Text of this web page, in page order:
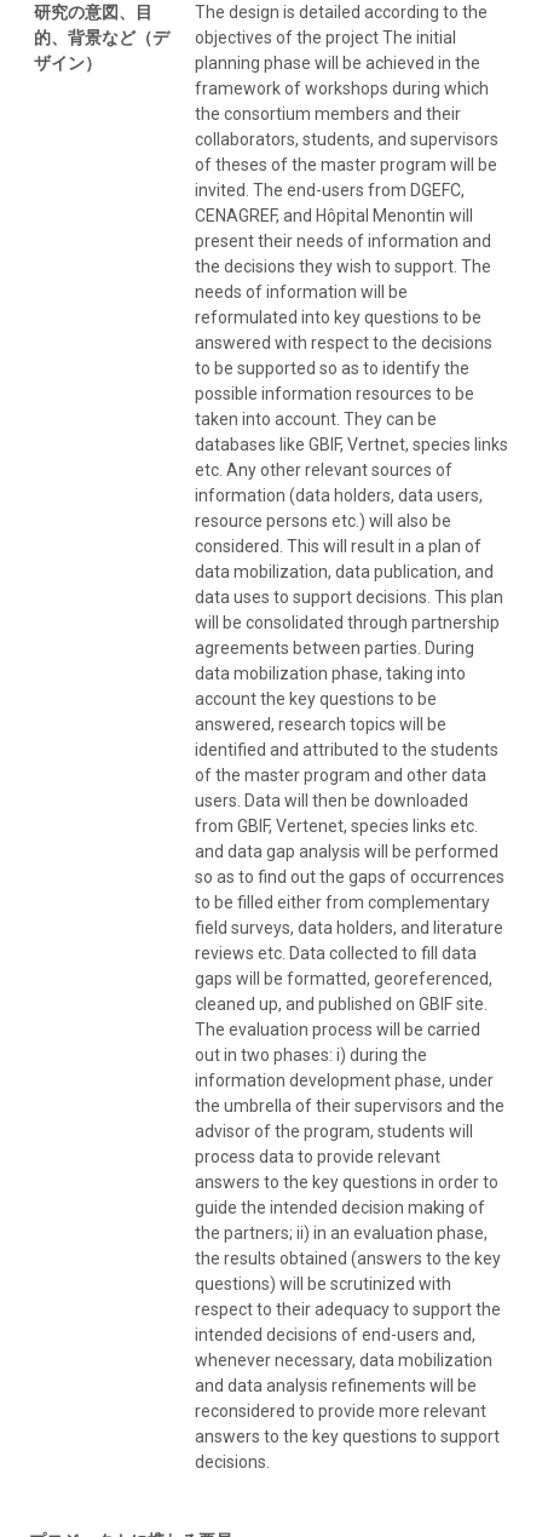
研究の意図、目
的、背景など（デ
ザイン）
The design is detailed according to the
objectives of the project The initial
planning phase will be achieved in the
framework of workshops during which
the consortium members and their
collaborators, students, and supervisors
of theses of the master program will be
invited. The end-users from DGEFC,
CENAGREF, and Hôpital Menontin will
present their needs of information and
the decisions they wish to support. The
needs of information will be
reformulated into key questions to be
answered with respect to the decisions
to be supported so as to identify the
possible information resources to be
taken into account. They can be
databases like GBIF, Vertnet, species links
etc. Any other relevant sources of
information (data holders, data users,
resource persons etc.) will also be
considered. This will result in a plan of
data mobilization, data publication, and
data uses to support decisions. This plan
will be consolidated through partnership
agreements between parties. During
data mobilization phase, taking into
account the key questions to be
answered, research topics will be
identified and attributed to the students
of the master program and other data
users. Data will then be downloaded
from GBIF, Vertenet, species links etc.
and data gap analysis will be performed
so as to find out the gaps of occurrences
to be filled either from complementary
field surveys, data holders, and literature
reviews etc. Data collected to fill data
gaps will be formatted, georeferenced,
cleaned up, and published on GBIF site.
The evaluation process will be carried
out in two phases: i) during the
information development phase, under
the umbrella of their supervisors and the
advisor of the program, students will
process data to provide relevant
answers to the key questions in order to
guide the intended decision making of
the partners; ii) in an evaluation phase,
the results obtained (answers to the key
questions) will be scrutinized with
respect to their adequacy to support the
intended decisions of end-users and,
whenever necessary, data mobilization
and data analysis refinements will be
reconsidered to provide more relevant
answers to the key questions to support
decisions.